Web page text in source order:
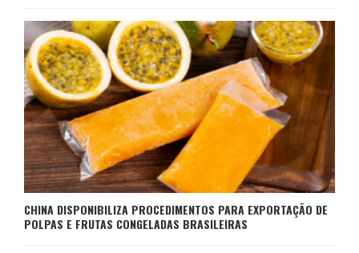
CHINA DISPONIBILIZA PROCEDIMENTOS PARA EXPORTAÇÃO DE
POLPAS E FRUTAS CONGELADAS BRASILEIRAS